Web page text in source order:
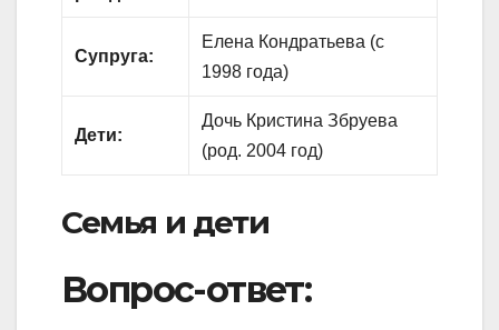
Супруга:
Елена Кондратьева (с
1998 года)
Дети:
Дочь Кристина Збруева
(род. 2004 год)
Семья и дети
Вопрос-ответ: